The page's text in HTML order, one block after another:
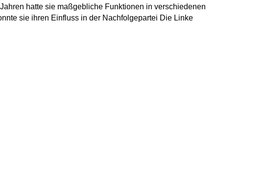
hatte sie maßgebliche Funktionen in verschiedenen
sie ihren Einfluss in der Nachfolgepartei Die Linke